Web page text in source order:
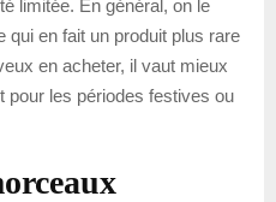
limitée. En général, on le
qui en fait un produit plus rare
en acheter, il vaut mieux
pour les périodes festives ou